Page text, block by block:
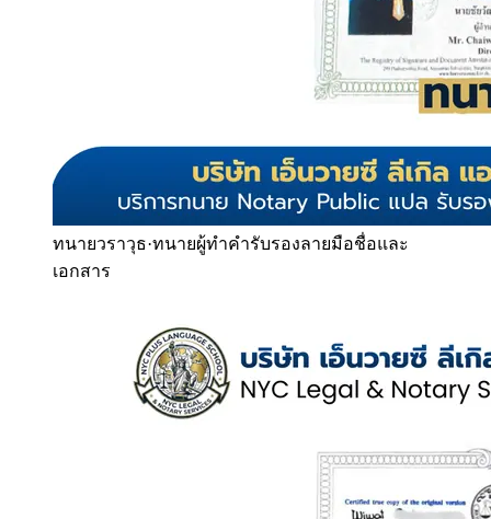
ทนายวราวุธ·ทนายผู้ทำคำรับรองลายมือชื่อและ
เอกสาร